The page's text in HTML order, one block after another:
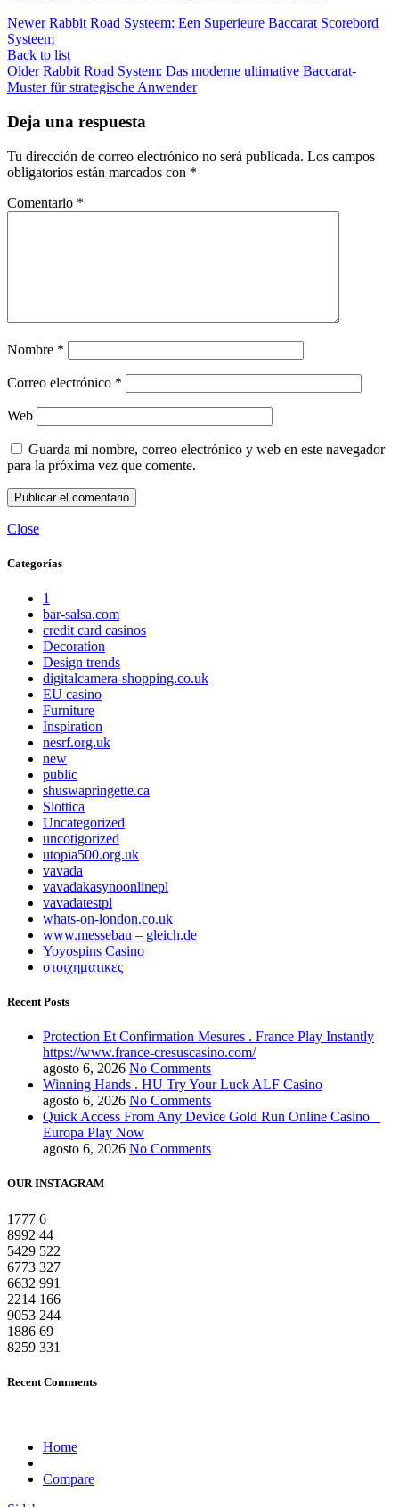
Newer Rabbit Road Systeem: Een Superieure Baccarat Scorebord
Systeem
Back to list
Older Rabbit Road System: Das moderne ultimative Baccarat-
Muster für strategische Anwender
Deja una respuesta
Tu dirección de correo electrónico no será publicada. Los campos
obligatorios están marcados con *
Comentario *
Nombre *
Correo electrónico *
Web
Guarda mi nombre, correo electrónico y web en este navegador
para la próxima vez que comente.
Close
Categorías
1
bar-salsa.com
credit card casinos
Decoration
Design trends
digitalcamera-shopping.co.uk
EU casino
Furniture
Inspiration
nesrf.org.uk
new
public
shuswapringette.ca
Slottica
Uncategorized
uncotigorized
utopia500.org.uk
vavada
vavadakasynoonlinepl
vavadatestpl
whats-on-london.co.uk
www.messebau – gleich.de
Yoyospins Casino
στοιχηματικες
Recent Posts
Protection Et Confirmation Mesures . France Play Instantly
https://www.france-cresuscasino.com/
agosto 6, 2026 No Comments
Winning Hands . HU Try Your Luck ALF Casino
agosto 6, 2026 No Comments
Quick Access From Any Device Gold Run Online Casino _
Europa Play Now
agosto 6, 2026 No Comments
OUR INSTAGRAM
1777 6
8992 44
5429 522
6773 327
6632 991
2214 166
9053 244
1886 69
8259 331
Recent Comments
Home
Compare